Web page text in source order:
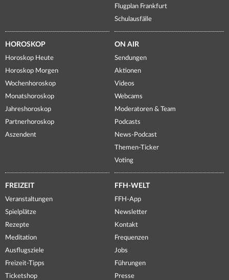
Flugplan Frankfurt
Schulausfälle
HOROSKOP
Horoskop Heute
Horoskop Morgen
Wochenhoroskop
Monatshoroskop
Jahreshoroskop
Partnerhoroskop
Aszendent
ON AIR
Sendungen
Aktionen
Videos
Webcams
Moderatoren & Team
Podcasts
News-Podcast
Themen-Ticker
Voting
FREIZEIT
Veranstaltungen
Spielplätze
Rezepte
Meditation
Ausflugsziele
Freizeit-Tipps
Ticketshop
FFH-WELT
FFH-App
Newsletter
Kontakt
Frequenzen
Jobs
Führungen
Presse